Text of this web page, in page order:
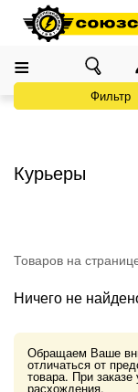
Адреса магазинов
Главная Каталог
Курьеры
Фильтр
Товаров на
Ничего не
Обращаем Ваше
отличаться от
товара. При
расхождения.